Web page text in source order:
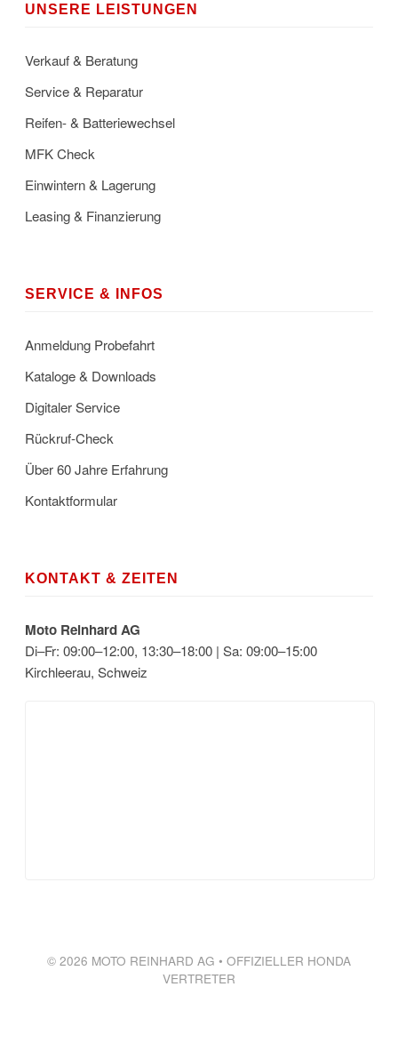
UNSERE LEISTUNGEN
Verkauf & Beratung
Service & Reparatur
Reifen- & Batteriewechsel
MFK Check
Einwintern & Lagerung
Leasing & Finanzierung
SERVICE & INFOS
Anmeldung Probefahrt
Kataloge & Downloads
Digitaler Service
Rückruf-Check
Über 60 Jahre Erfahrung
Kontaktformular
KONTAKT & ZEITEN
Moto Reinhard AG
Di–Fr: 09:00–12:00, 13:30–18:00 | Sa: 09:00–15:00
Kirchleerau, Schweiz
© 2026 MOTO REINHARD AG • OFFIZIELLER HONDA
VERTRETER